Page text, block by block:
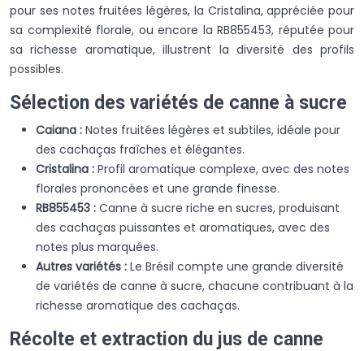
pour ses notes fruitées légères, la Cristalina, appréciée pour
sa complexité florale, ou encore la RB855453, réputée pour
sa richesse aromatique, illustrent la diversité des profils
possibles.
Sélection des variétés de canne à sucre
Caiana : Notes fruitées légères et subtiles, idéale pour
des cachaças fraîches et élégantes.
Cristalina : Profil aromatique complexe, avec des notes
florales prononcées et une grande finesse.
RB855453 : Canne à sucre riche en sucres, produisant
des cachaças puissantes et aromatiques, avec des
notes plus marquées.
Autres variétés : Le Brésil compte une grande diversité
de variétés de canne à sucre, chacune contribuant à la
richesse aromatique des cachaças.
Récolte et extraction du jus de canne